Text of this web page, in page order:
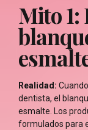
Mito 1:
Realidad:
dentista, el
esmalte. Los
formulados para